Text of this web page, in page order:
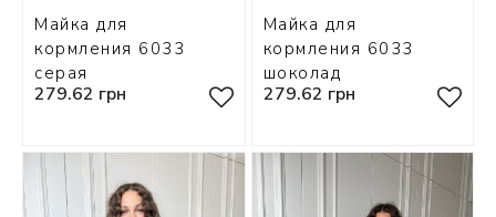
Майка для
кормления 6033
серая
279.62 грн
Майка для
кормления 6033
шоколад
279.62 грн